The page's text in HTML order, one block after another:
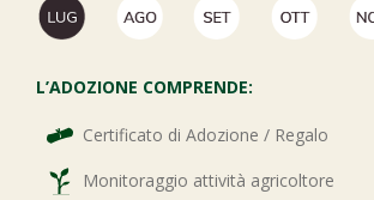
L’ADOZIONE COMPRENDE:
Certificato di Adozione / Regalo
Monitoraggio attività agricoltore